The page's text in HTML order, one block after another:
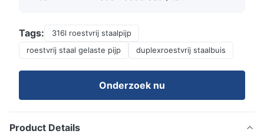
Tags:
316l roestvrij staalpijp
roestvrij staal gelaste pijp
duplexroestvrij staalbuis
Onderzoek nu
Product Details